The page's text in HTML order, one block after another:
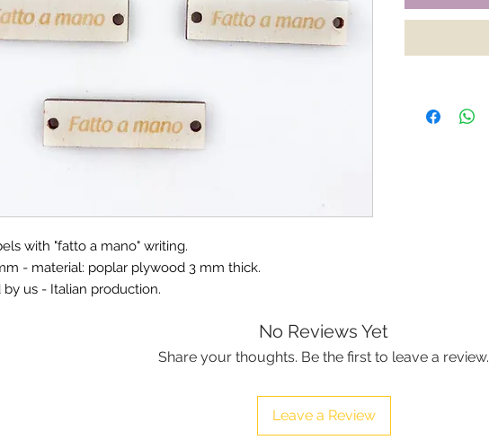
with "fatto a mano" writing.
- material: poplar plywood 3 mm thick.
us - Italian production.
No Reviews Yet
Share your thoughts. Be the first to leave a review.
Leave a Review